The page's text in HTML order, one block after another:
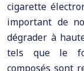
cigarette
important de
dégrader à
tels que le
composés sont